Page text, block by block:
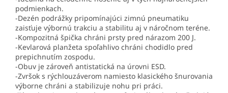
podmienkach.
-Dezén podrážky pripomínajúci zimnú pneumatiku
zaisťuje výbornú trakciu a stabilitu aj v náročnom teréne.
-Kompozitná špička chráni prsty pred nárazom 200 J.
-Kevlarová planžeta spoľahlivo chráni chodidlo pred
prepichnutím zospodu.
-Obuv je zároveň antistatická na úrovni ESD.
-Zvršok s rýchlouzáverom namiesto klasického šnurovania
výborne chráni a stabilizuje nohu pri práci.